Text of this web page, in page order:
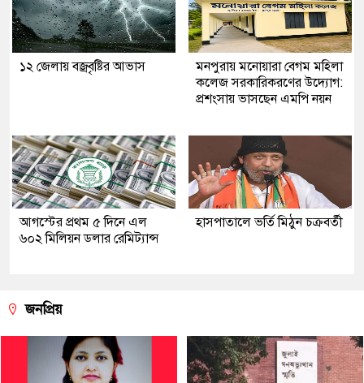
১২ জেলায় বজ্রবৃষ্টির আভাস
মনপুরায় মনোয়ারা বেগম মহিলা
কলেজ সরকারিকরণের উদ্যোগ:
প্রশংসায় ভাসছেন এমপি নয়ন
আগস্টের প্রথম ৫ দিনে এল
৬০২ মিলিয়ন ডলার রেমিট্যান্স
হাসপাতালে ভর্তি মিঠুন চক্রবর্তী
জনপ্রিয়